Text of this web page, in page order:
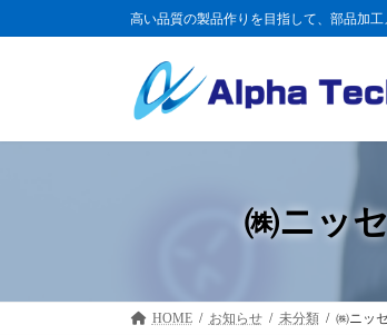
ン
ビ
高い品質の製品作りを目指して、部品加
㈱ニッ
HOME お知らせ 未分類 ㈱ニッ